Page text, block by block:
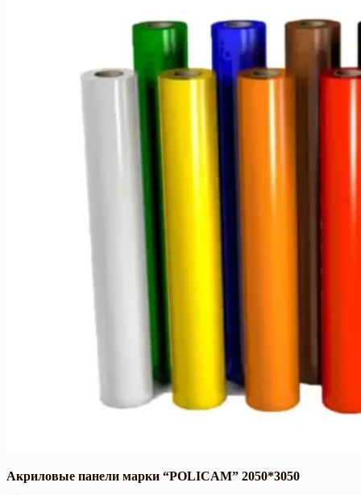
Акриловые панели марки “POLICAM” 2050*3050